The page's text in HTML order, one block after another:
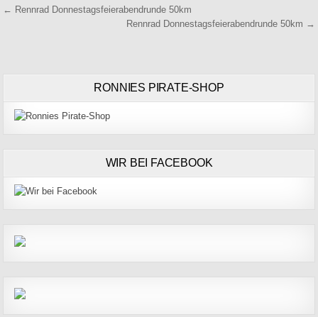
Beitragsnavigation
← Rennrad Donnestagsfeierabendrunde 50km
Rennrad Donnestagsfeierabendrunde 50km →
RONNIES PIRATE-SHOP
WIR BEI FACEBOOK